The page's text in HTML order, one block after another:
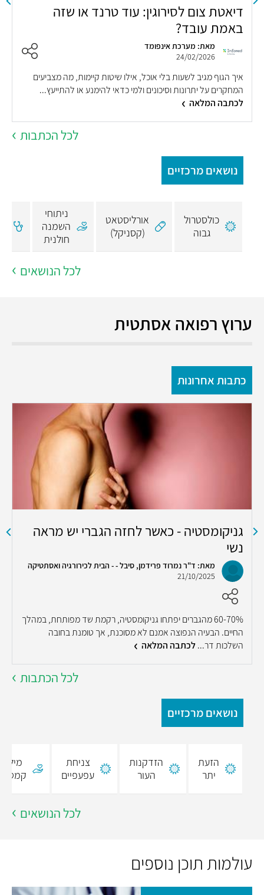
דיאטת צום לסירוגין: עוד טרנד או שזה
באמת עובד?
מאת: מערכת אינפומד
24/02/2026
איך הגוף מגיב לשעות בלי אוכל, אילו שיטות קיימות, מה מצביעים
המחקרים על יתרונות וסיכונים ולמי כדאי להימנע או להתייעץ...
לכתבה המלאה
לכל הכתבות
נושאים מרכזיים
כולסטרול
גבוה
אורליסטאט
(קסניקל)
ניתוחי
השמנה
חולנית
לכל הנושאים
ערוץ רפואה אסתטית
כתבות אחרונות
גניקומסטיה - כאשר לחזה הגברי יש מראה
נשי
מאת: ד"ר נמרוד פרידמן, סיבל - - הבית לכירורגיה ואסתטיקה
21/10/2025
60-70% מהגברים יפתחו גניקומסטיה, רקמת שד מפותחת, במהלך
החיים. הבעיה הנפוצה אמנם לא מסוכנת, אך טומנת בחובה
השלכות דר...לכתבה המלאה
לכל הכתבות
נושאים מרכזיים
הזעת
יתר
הזדקנות
העור
צניחת
עפעפיים
מילוי
קמטים
לכל הנושאים
עולמות תוכן נוספים